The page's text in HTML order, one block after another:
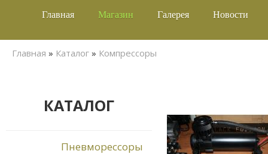
Главная Магазин Галерея Новости
Вы здесь
Главная » Каталог » Компрессоры
КАТАЛОГ
Пневморессоры